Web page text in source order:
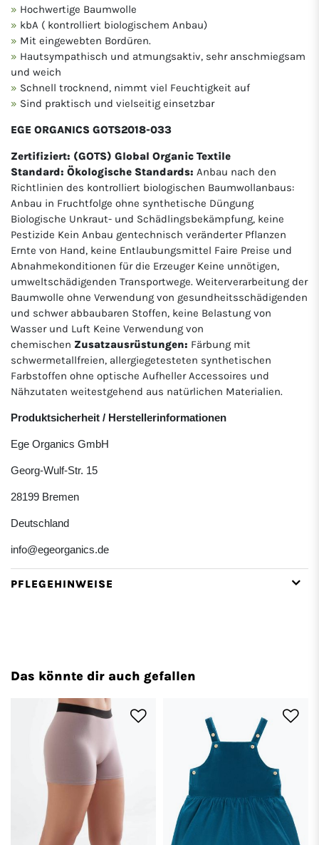
Hochwertige Baumwolle
kbA ( kontrolliert biologischem Anbau)
Mit eingewebten Bordüren.
Hautsympathisch und atmungsaktiv, sehr anschmiegsam
und weich
Schnell trocknend, nimmt viel Feuchtigkeit auf
Sind praktisch und vielseitig einsetzbar
EGE ORGANICS GOTS2018-033
Zertifiziert: (GOTS) Global Organic Textile
Standard: Ökologische Standards: Anbau nach den
Richtlinien des kontrolliert biologischen Baumwollanbaus:
Anbau in Fruchtfolge ohne synthetische Düngung
Biologische Unkraut- und Schädlingsbekämpfung, keine
Pestizide Kein Anbau gentechnisch veränderter Pflanzen
Ernte von Hand, keine Entlaubungsmittel Faire Preise und
Abnahmekonditionen für die Erzeuger Keine unnötigen,
umweltschädigenden Transportwege. Weiterverarbeitung der
Baumwolle ohne Verwendung von gesundheitsschädigenden
und schwer abbaubaren Stoffen, keine Belastung von
Wasser und Luft Keine Verwendung von
chemischen Zusatzausrüstungen: Färbung mit
schwermetallfreien, allergiegetesteten synthetischen
Farbstoffen ohne optische Aufheller Accessoires und
Nähzutaten weitestgehend aus natürlichen Materialien.
Produktsicherheit / Herstellerinformationen
Ege Organics GmbH
Georg-Wulf-Str. 15
28199 Bremen
Deutschland
info@egeorganics.de
PFLEGEHINWEISE
Das könnte dir auch gefallen